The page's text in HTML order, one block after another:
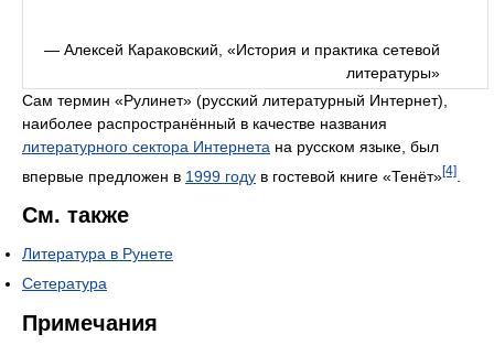
— Алексей Караковский, «История и практика сетевой
литературы»
Сам термин «Рулинет» (русский литературный Интернет),
наиболее распространённый в качестве названия
литературного сектора Интернета на русском языке, был
впервые предложен в 1999 году в гостевой книге «Тенёт»[4]
См. также
Литература в Рунете
Сетература
Примечания